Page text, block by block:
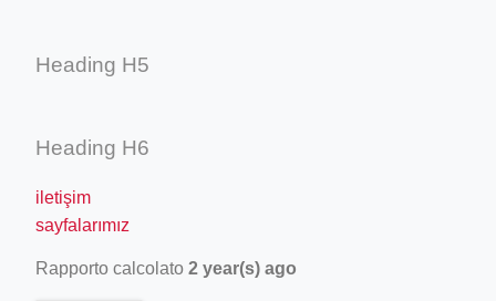
Heading H5
Heading H6
iletişim
sayfalarımız
Rapporto calcolato 2 year(s) ago